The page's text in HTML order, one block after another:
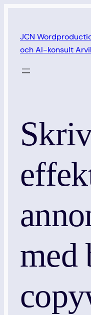
innehåll
JCN
och AI-konsult
med